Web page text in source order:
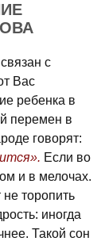
с
Вас
ребенка в
перемен в
говорят:
Если во
и в мелочах.
торопить
иногда
Такой сон